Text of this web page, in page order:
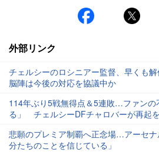
外部リンク
チェルシーのロシニアー監督、早くも
脳陣は今後の対応を協議中か
114年ぶり5戦無得点＆5連敗…ファンの
る」 チェルシーDFチャロバーが再起
悲願のプレミア制覇へ正念場…アーセ
分たちのことを信じている」